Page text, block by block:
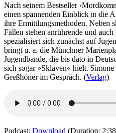
Nach seinem Bestseller
einen spannenden Einblick in die
ihre Ermittlungsmethoden. Neben
Fällen stehen anrührende und
spezialisiert sich zunächst auf
bringt u. a. die Münchner
Jugendbande, die bis dato in
sich sogar »Sklaven« hielt.
Greßhöner im Gespräch. (Verlag)
Podcast: Download (Duration: